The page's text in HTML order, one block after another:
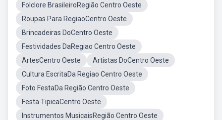
Folclore BrasileiroRegião Centro Oeste
Roupas Para RegiaoCentro Oeste
Brincadeiras DoCentro Oeste
Festividades DaRegiao Centro Oeste
ArtesCentro Oeste
Artistas DoCentro Oeste
Cultura EscritaDa Regiao Centro Oeste
Foto FestaDa Região Centro Oeste
Festa TipicaCentro Oeste
Instrumentos MusicaisRegião Centro Oeste